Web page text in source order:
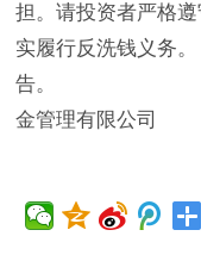
担。请投资者严格
实履行反洗钱义务
告
金管理有限公司